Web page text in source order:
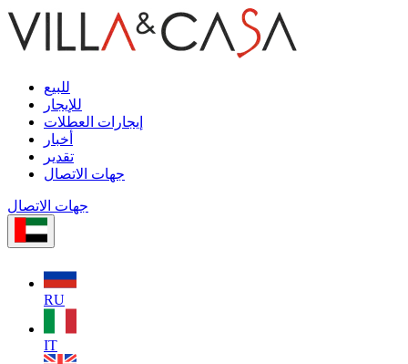
للبيع
للإيجار
إيجارات العطلات
أخبار
تقدير
جهات الاتصال
جهات الاتصال
RU
IT